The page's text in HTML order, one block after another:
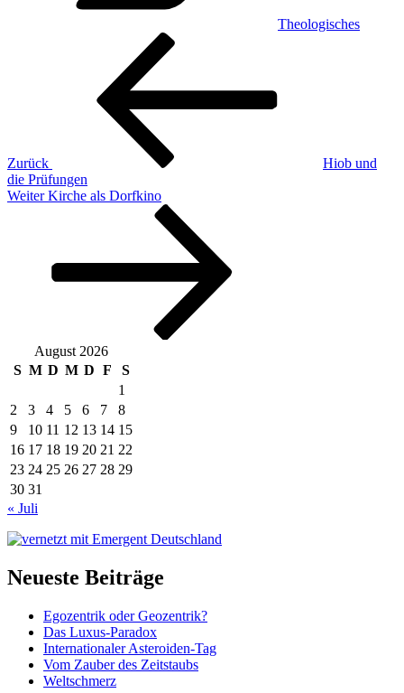
Theologisches
Beitragsnavigation
Zurück
Hiob und
die Prüfungen
Nächster
Weiter Kirche als Dorfkino
August 2026
S M D M D F
S
1
2
3 4 5 6 7
8
9
10 11 12 13 14 15
16 17 18 19 20 21 22
23 24 25 26 27 28 29
30 31
« Juli
Neueste Beiträge
Egozentrik oder Geozentrik?
Das Luxus-Paradox
Internationaler Asteroiden-Tag
Vom Zauber des Zeitstaubs
Weltschmerz